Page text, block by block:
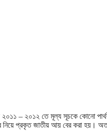
– ২০১২ তে মূল্য সূচকে কোনো
প্রকৃত জাতীয় আয় বের করা হয়।